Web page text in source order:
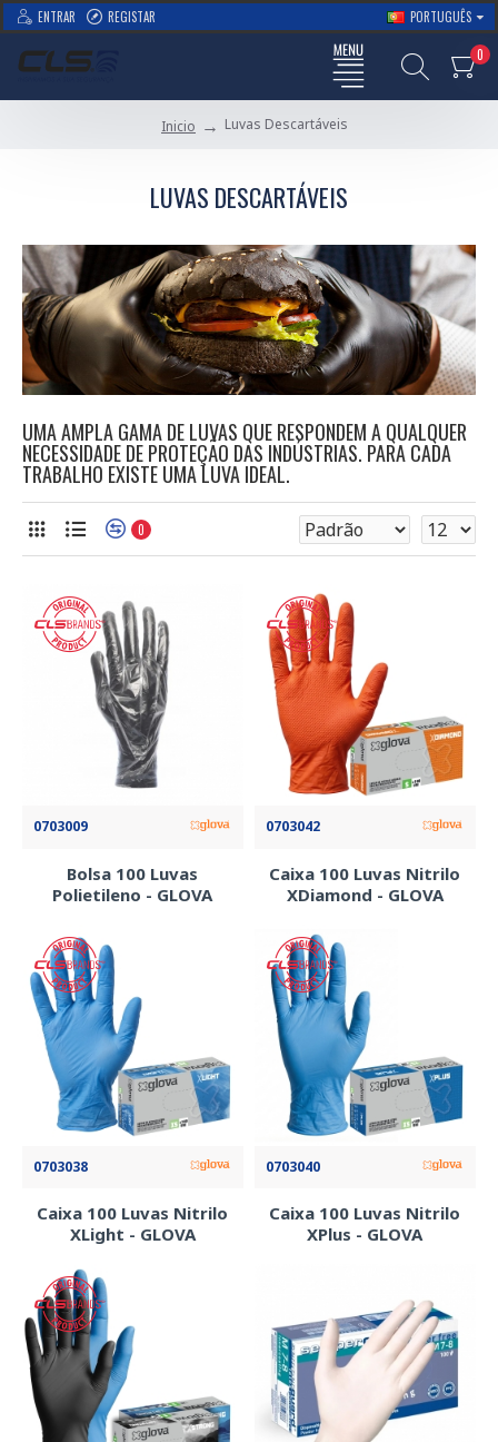
ENTRAR REGISTAR PORTUGUÊS
0
Inicio Luvas Descartáveis
LUVAS DESCARTÁVEIS
UMA AMPLA GAMA DE LUVAS QUE RESPONDEM A QUALQUER
NECESSIDADE DE PROTEÇÃO DAS INDÚSTRIAS. PARA CADA
TRABALHO EXISTE UMA LUVA IDEAL.
0
0703009
Bolsa 100 Luvas
Polietileno - GLOVA
0703042
Caixa 100 Luvas Nitrilo
XDiamond - GLOVA
0703038
Caixa 100 Luvas Nitrilo
XLight - GLOVA
0703040
Caixa 100 Luvas Nitrilo
XPlus - GLOVA